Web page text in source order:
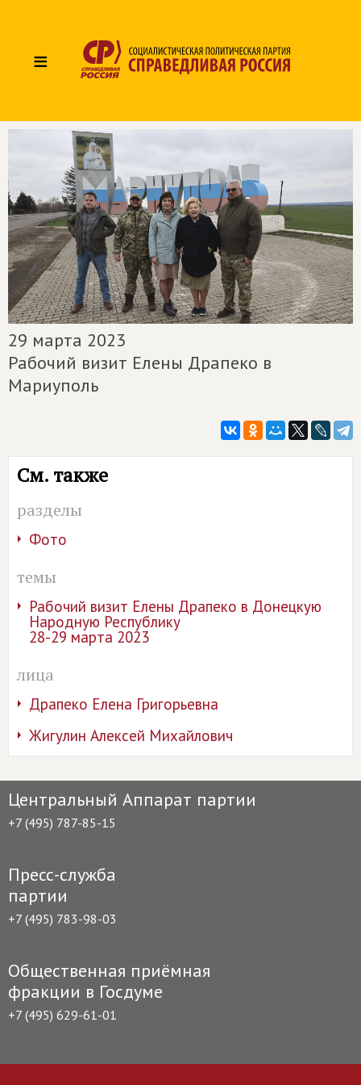
≡
29 марта 2023
Рабочий визит Елены Драпеко в
Мариуполь
См. также
разделы
Фото
темы
Рабочий визит Елены Драпеко в Донецкую
Народную Республику
28-29 марта 2023
лица
Драпеко Елена Григорьевна
Жигулин Алексей Михайлович
Центральный Аппарат партии
+7 (495) 787-85-15
Пресс-служба
партии
+7 (495) 783-98-03
Общественная приёмная
фракции в Госдуме
+7 (495) 629-61-01